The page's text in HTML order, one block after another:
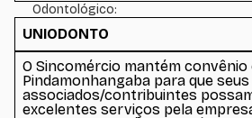
Odontológico:
UNIODONTO
O Sincomércio mantém
Pindamonhangaba para que seus
associados/contribuintes
excelentes serviços pela